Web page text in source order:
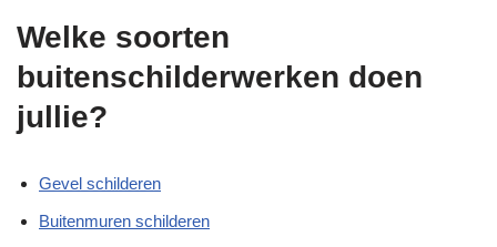
Welke soorten
buitenschilderwerken doen
jullie?
Gevel schilderen
Buitenmuren schilderen